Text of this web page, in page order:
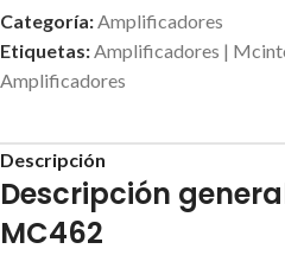
Categoría:Amplificadores
Etiquetas:Amplificadores |
Amplificadores
Descripción
Descripción
MC462